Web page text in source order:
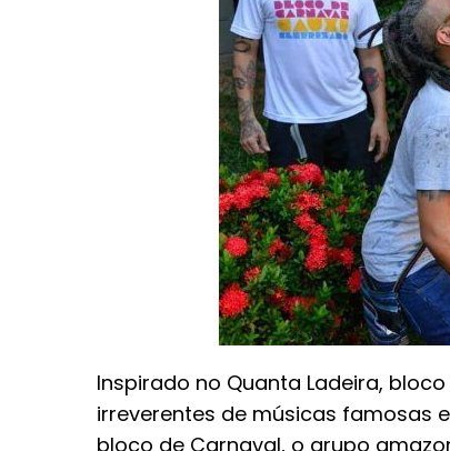
Inspirado no Quanta Ladeira,
irreverentes de músicas famosas
bloco de Carnaval, o grupo